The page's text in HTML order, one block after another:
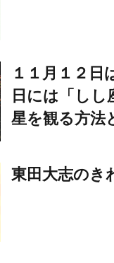
１１月１２日
日には「しし
星を観る方法
東田大志の